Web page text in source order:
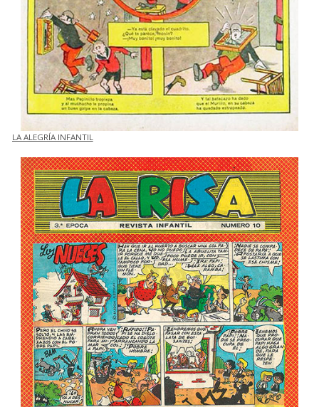
LA ALEGRÍA INFANTIL